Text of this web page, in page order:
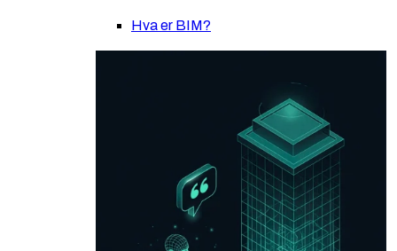
Hva er BIM?